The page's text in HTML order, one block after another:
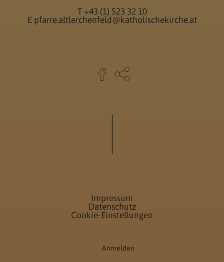
T +43 (1) 523 32 10
E pfarre.altlerchenfeld@katholischekirche.at
Impressum
Datenschutz
Cookie-Einstellungen
Anmelden